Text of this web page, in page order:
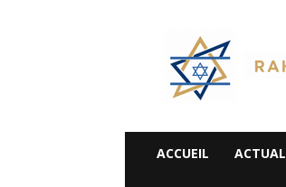
Rak
Be
Israel-
Alyaexpress-
News
ACCUEIL